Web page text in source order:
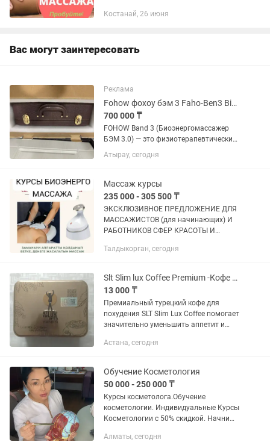
программа банный комплексы
Костанай, 26 июня
Вас могут заинтересовать
Реклама
Fohow фохоу бэм 3 Faho-Ben3 BioPulse Device
700 000 ₸
FOHOW Band 3 (Биоэнергомассажер
БЭМ 3.0) — это физиотерапевтический
аппарат третьего поколения для
глубокого массажа и коррекции
организма. Он сочетает воздействие...
Атырау, сегодня
Массаж курсы
235 000 - 305 500 ₸
ЭКСКЛЮЗИВНОЕ ПРЕДЛОЖЕНИЕ ДЛЯ
МАССАЖИСТОВ (для начинающих) И
РАБОТНИКОВ СФЕР КРАСОТЫ И
РЕВОЛЮЦИЯ В ИНДУСТРИИ
МАССАЖЕР БЭМ! Для души,...
Талдыкорган, сегодня
Slt Slim lux Coffee Premium -Кофе для похудения, Турция
13 000 ₸
Премиальный турецкий кофе для
похудения SLT Slim Lux Coffee помогает
значительно уменьшить аппетит и
ускорить метаболизм (обмен веществ),
Астана, сегодня
Обучение Косметология
50 000 - 250 000 ₸
Курсы косметолога.Обучение
косметологии. Индивидуальные Курсы
Косметологии с 50% скидкой. Начни
Престижная, уважаемая профессия -
Алматы, сегодня